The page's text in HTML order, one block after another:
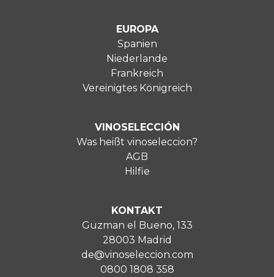
EUROPA
Spanien
Niederlande
Frankreich
Vereinigtes Königreich
VINOSELECCIÓN
Was heißt vinoseleccion?
AGB
Hilfie
KONTAKT
Guzman el Bueno, 133
28003 Madrid
de@vinoseleccion.com
0800 1808 358